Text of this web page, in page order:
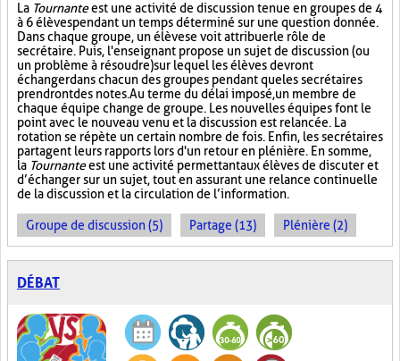
La Tournanteest une activité de discussion tenue en groupes de 4
à 6 élèves pendant un temps déterminé sur une question donnée.
Dans chaque groupe, un élève se voit attribuer le rôle de
secrétaire. Puis, l'enseignant propose un sujet de discussion (ou
un problème à résoudre) sur lequel les élèves devront
échanger dans chacun des groupes pendant que les secrétaires
prendront des notes. Au terme du délai imposé, un membre de
chaque équipe change de groupe. Les nouvelles équipes font le
point avec le nouveau venu et la discussion est relancée. La
rotation se répète un certain nombre de fois. Enfin, les secrétaires
partagent leurs rapports lors d'un retour en plénière. En somme,
la Tournanteest une activité permettant aux élèves de discuter et
d’échanger sur un sujet, tout en assurant une relance continuelle
de la discussion et la circulation de l’information.
Groupe de discussion (5) Partage (13) Plénière (2)
DÉBAT